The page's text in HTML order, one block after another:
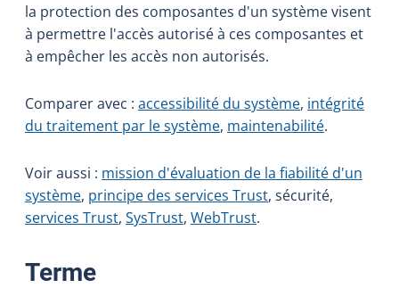
la protection des composantes d'un système visent
à permettre l'accès autorisé à ces composantes et
à empêcher les accès non autorisés.
Comparer avec : accessibilité du système, intégrité
du traitement par le système, maintenabilité.
Voir aussi : mission d'évaluation de la fiabilité d'un
système, principe des services Trust, sécurité,
services Trust, SysTrust, WebTrust.
Terme: